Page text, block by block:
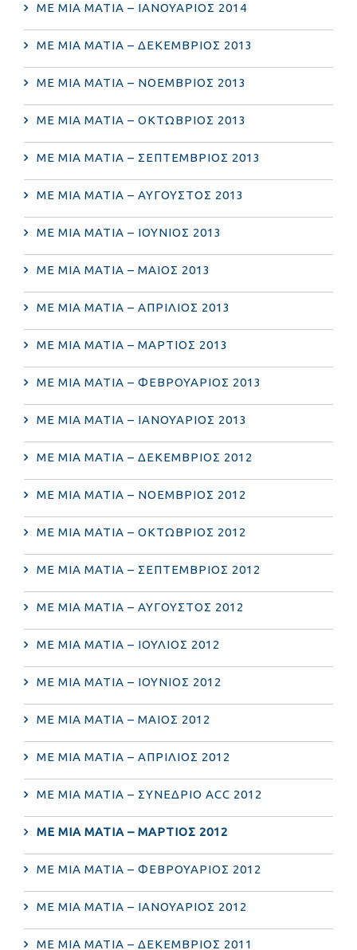
ΜΕ ΜΙΑ ΜΑΤΙΑ – ΙΑΝΟΥΑΡΙΟΣ 2014
ΜΕ ΜΙΑ ΜΑΤΙΑ – ΔΕΚΕΜΒΡΙΟΣ 2013
ΜΕ ΜΙΑ ΜΑΤΙΑ – ΝΟΕΜΒΡΙΟΣ 2013
ΜΕ ΜΙΑ ΜΑΤΙΑ – ΟΚΤΩΒΡΙΟΣ 2013
ΜΕ ΜΙΑ ΜΑΤΙΑ – ΣΕΠΤΕΜΒΡΙΟΣ 2013
ΜΕ ΜΙΑ ΜΑΤΙΑ – ΑΥΓΟΥΣΤΟΣ 2013
ΜΕ ΜΙΑ ΜΑΤΙΑ – ΙΟΥΝΙΟΣ 2013
ΜΕ ΜΙΑ ΜΑΤΙΑ – ΜΑΙΟΣ 2013
ΜΕ ΜΙΑ ΜΑΤΙΑ – ΑΠΡΙΛΙΟΣ 2013
ΜΕ ΜΙΑ ΜΑΤΙΑ – ΜΑΡΤΙΟΣ 2013
ΜΕ ΜΙΑ ΜΑΤΙΑ – ΦΕΒΡΟΥΑΡΙΟΣ 2013
ΜΕ ΜΙΑ ΜΑΤΙΑ – ΙΑΝΟΥΑΡΙΟΣ 2013
ΜΕ ΜΙΑ ΜΑΤΙΑ – ΔΕΚΕΜΒΡΙΟΣ 2012
ΜΕ ΜΙΑ ΜΑΤΙΑ – ΝΟΕΜΒΡΙΟΣ 2012
ΜΕ ΜΙΑ ΜΑΤΙΑ – ΟΚΤΩΒΡΙΟΣ 2012
ΜΕ ΜΙΑ ΜΑΤΙΑ – ΣΕΠΤΕΜΒΡΙΟΣ 2012
ΜΕ ΜΙΑ ΜΑΤΙΑ – ΑΥΓΟΥΣΤΟΣ 2012
ΜΕ ΜΙΑ ΜΑΤΙΑ – ΙΟΥΛΙΟΣ 2012
ΜΕ ΜΙΑ ΜΑΤΙΑ – ΙΟΥΝΙΟΣ 2012
ΜΕ ΜΙΑ ΜΑΤΙΑ – ΜΑΙΟΣ 2012
ΜΕ ΜΙΑ ΜΑΤΙΑ – ΑΠΡΙΛΙΟΣ 2012
ΜΕ ΜΙΑ ΜΑΤΙΑ – ΣΥΝΕΔΡΙΟ ACC 2012
ΜΕ ΜΙΑ ΜΑΤΙΑ – ΜΑΡΤΙΟΣ 2012
ΜΕ ΜΙΑ ΜΑΤΙΑ – ΦΕΒΡΟΥΑΡΙΟΣ 2012
ΜΕ ΜΙΑ ΜΑΤΙΑ – ΙΑΝΟΥΑΡΙΟΣ 2012
ΜΕ ΜΙΑ ΜΑΤΙΑ – ΔΕΚΕΜΒΡΙΟΣ 2011